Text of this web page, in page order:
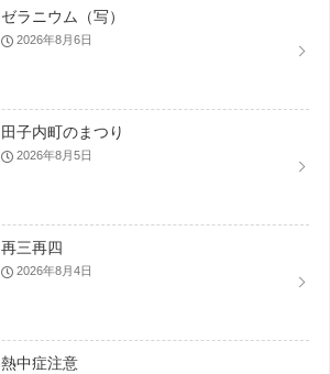
ゼラニウム（写）
2026年8月6日
田子内町のまつり
2026年8月5日
再三再四
2026年8月4日
熱中症注意